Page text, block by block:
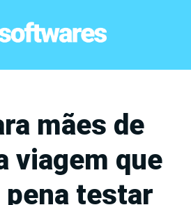
mães de
viagem que
pena testar